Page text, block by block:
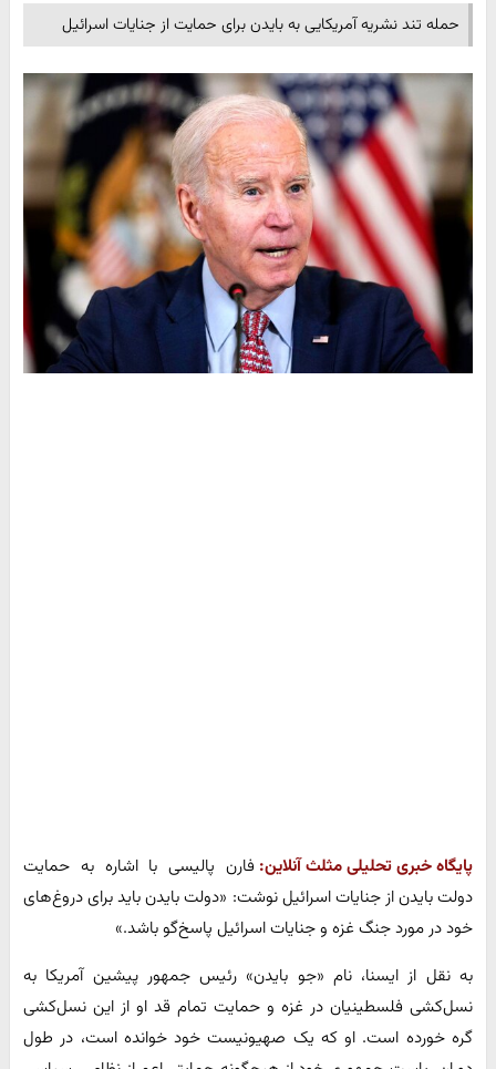
حمله تند نشریه آمریکایی به بایدن برای حمایت از جنایات اسرائیل
پایگاه خبری تحلیلی مثلث آنلاین: فارن پالیسی با اشاره به حمایت
دولت بایدن از جنایات اسرائیل نوشت: «دولت بایدن باید برای دروغ‌های
خود در مورد جنگ غزه و جنایات اسرائیل پاسخ‌گو باشد.»
به نقل از ایسنا، نام «جو بایدن» رئیس جمهور پیشین آمریکا به
نسل‌کشی فلسطینیان در غزه و حمایت تمام قد او از این نسل‌کشی
گره خورده است. او که یک صهیونیست خود خوانده است، در طول